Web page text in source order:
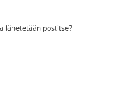
lähetetään postitse?